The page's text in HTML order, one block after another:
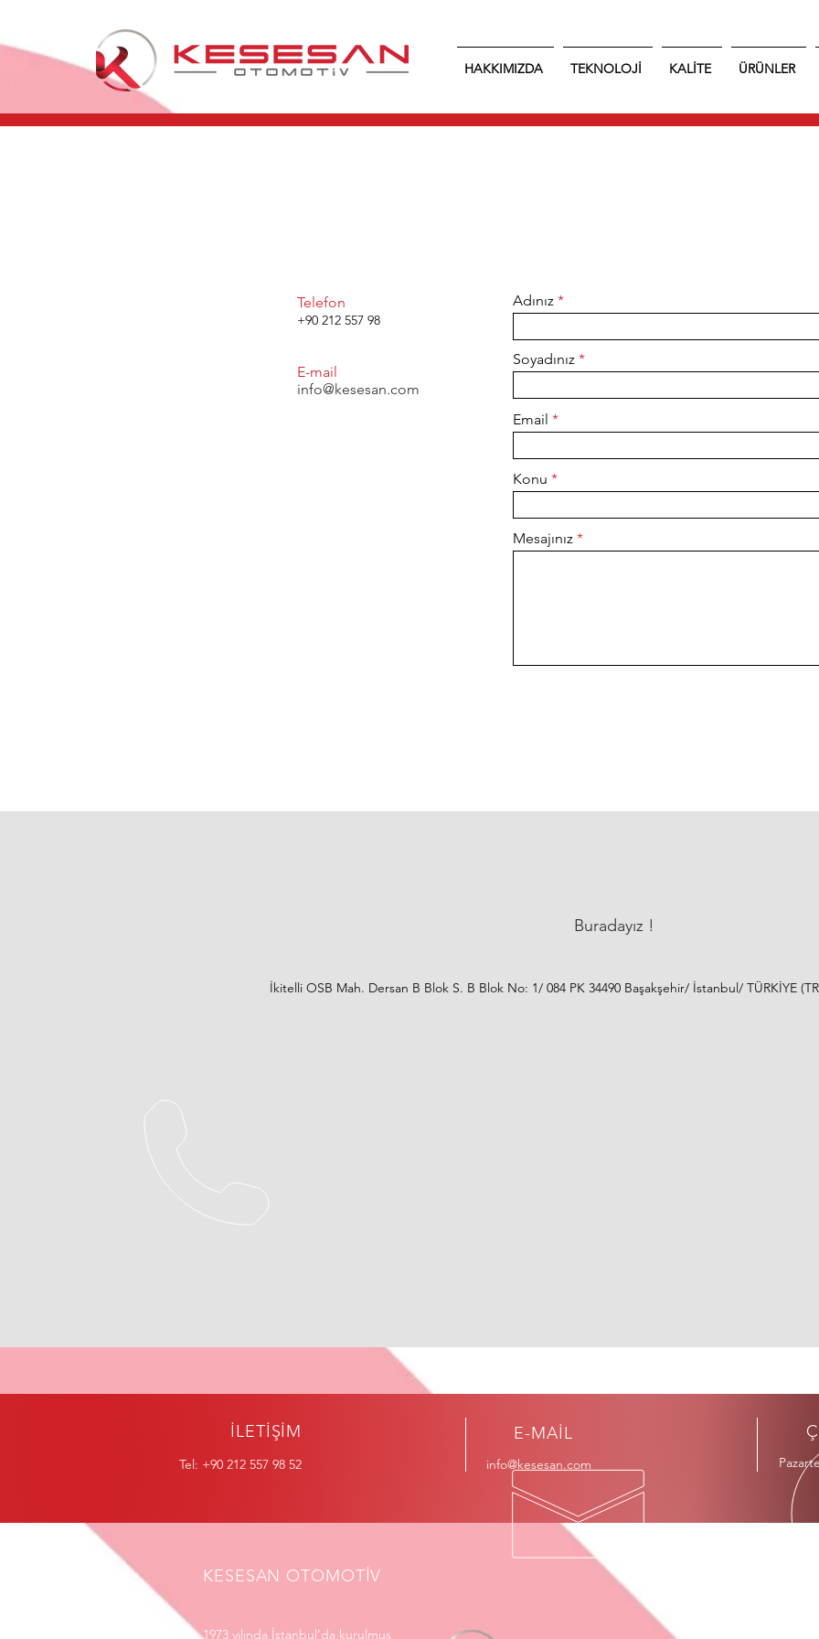
HAKKIMIZDA TEKNOLOJİ KALİTE ÜRÜNLER
Telefon
+90 212 557 98
E-mail
info@kesesan.com
Adınız
Soyadınız
Email
Konu
Mesajınız
Buradayız !
İkitelli OSB Mah. Dersan B Blok S. B Blok No: 1/ 084 PK 34490 Başakşehir/ İstanbul/ TÜRKİYE
İLETİŞİM
Tel: +90 212 557 98 52
E-MAİL
info@kesesan.com
KESESAN OTOMOTİV
1973 yılında İstanbul’da kurulmuş